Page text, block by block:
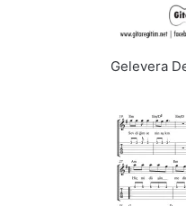
Gelevera